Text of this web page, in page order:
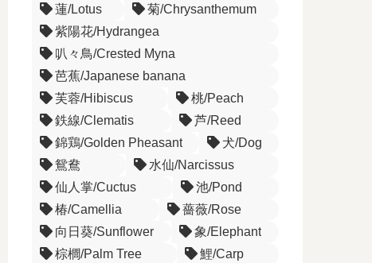
蓮/Lotus
菊/Chrysanthemum
紫陽花/Hydrangea
叭々鳥/Crested Myna
芭蕉/Japanese banana
芙蓉/Hibiscus
桃/Peach
鉄線/Clematis
芦/Reed
錦鶏/Golden Pheasant
犬/Dog
鴛鴦
水仙/Narcissus
仙人掌/Cuctus
池/Pond
椿/Camellia
薔薇/Rose
向日葵/Sunflower
象/Elephant
棕櫚/Palm Tree
鯉/Carp